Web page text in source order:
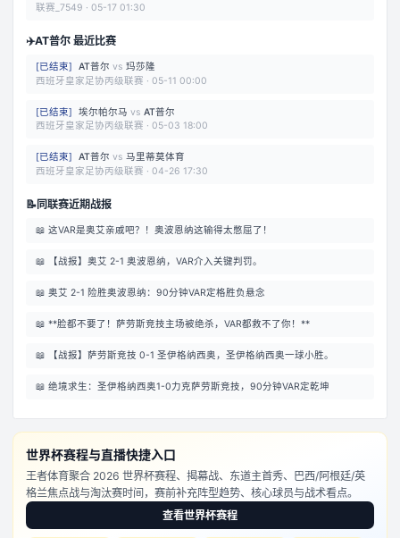
联赛_7549 · 05-17 01:30
✈️AT普尔 最近比赛
[已结束] AT普尔 vs 玛莎隆
西班牙皇家足协丙级联赛 · 05-11 00:00
[已结束] 埃尔帕尔马 vs AT普尔
西班牙皇家足协丙级联赛 · 05-03 18:00
[已结束] AT普尔 vs 马里蒂莫体育
西班牙皇家足协丙级联赛 · 04-26 17:30
📝同联赛近期战报
📖 这VAR是奥艾亲戚吧？！奥波恩纳这输得太憋屈了！
📖 【战报】奥艾 2-1 奥波恩纳，VAR介入关键判罚。
📖 奥艾 2-1 险胜奥波恩纳：90分钟VAR定格胜负悬念
📖 **脸都不要了！萨劳斯竞技主场被绝杀，VAR都救不了你！**
📖 【战报】萨劳斯竞技 0-1 圣伊格纳西奥，圣伊格纳西奥一球小胜。
📖 绝境求生：圣伊格纳西奥1-0力克萨劳斯竞技，90分钟VAR定乾坤
世界杯赛程与直播快捷入口
王者体育聚合 2026 世界杯赛程、揭幕战、东道主首秀、巴西/阿根廷/英
格兰焦点战与淘汰赛时间，赛前补充阵型趋势、核心球员与战术看点。
查看世界杯赛程